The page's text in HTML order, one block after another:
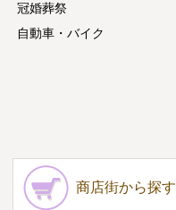
冠婚葬祭
自動車・バイク
商店街から探す